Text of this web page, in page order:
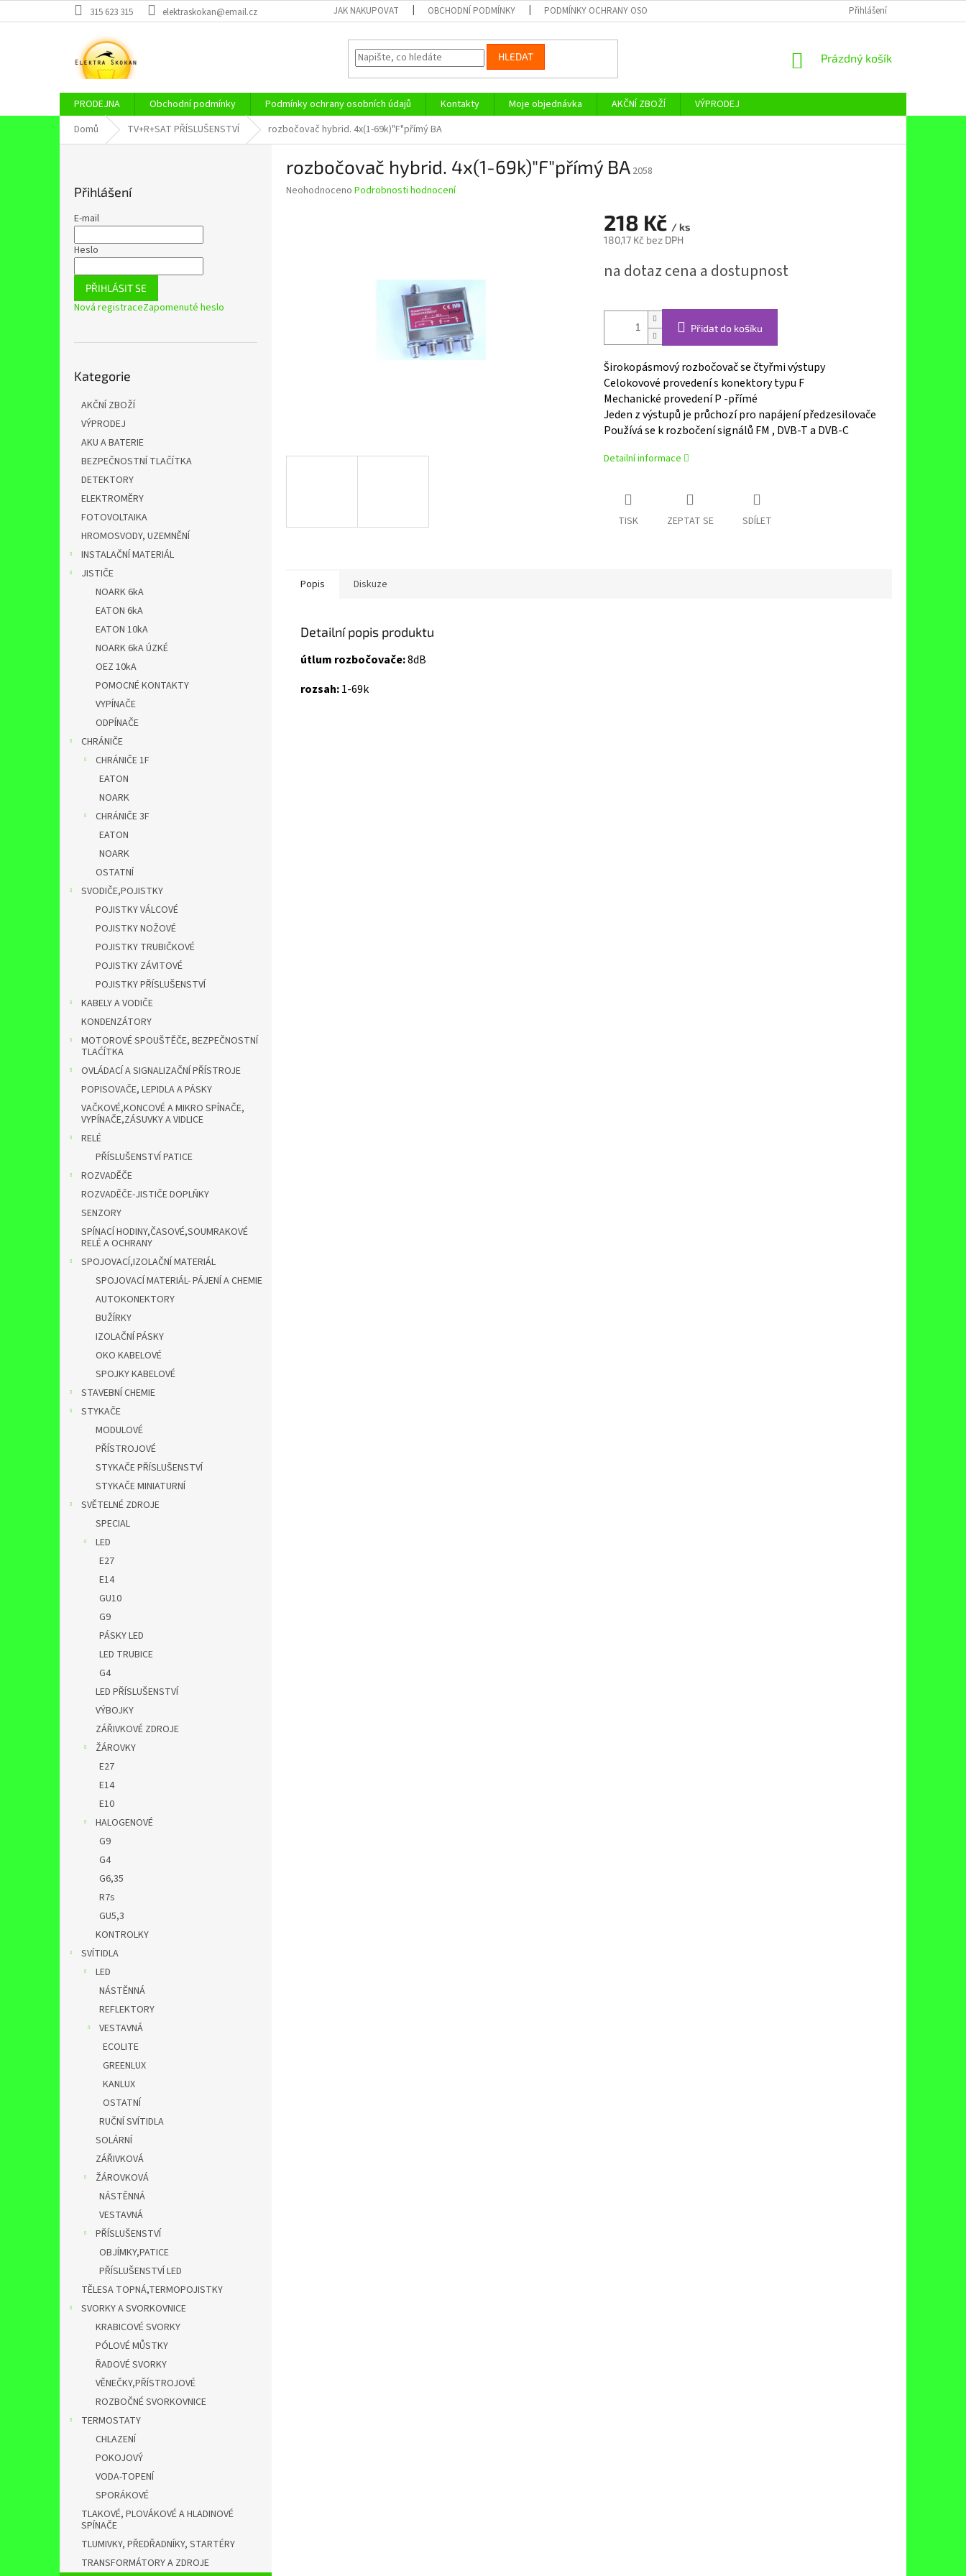
na
315 623 315 elektraskokan@email.cz JAK NAKUPOVAT OBCHODNÍ PODMÍNKY PODMÍNKY OCHRANY OSOBNÍCH ÚDAJŮ Přihlášení
HLEDAT
NÁKUPNÍ
Prázdný košík
PRODEJNA Obchodní podmínky Podmínky ochrany osobních údajů Kontakty Moje objednávka AKČNÍ ZBOŽÍ
VÝPRODEJ
Domů
TV+R+SAT PŘÍSLUŠENSTVÍ rozbočovač hybrid. 4x(1-69k)"F"přímý BA
Přihlášení
E-mail
Heslo
PŘIHLÁSIT SE
Nová registraceZapomenuté heslo
kategorie
Kategorie
AKČNÍ ZBOŽÍ
VÝPRODEJ
AKU A BATERIE
BEZPEČNOSTNÍ TLAČÍTKA
DETEKTORY
ELEKTROMĚRY
FOTOVOLTAIKA
HROMOSVODY, UZEMNĚNÍ
INSTALAČNÍ MATERIÁL
JISTIČE
NOARK 6kA
EATON 6kA
EATON 10kA
NOARK 6kA ÚZKÉ
OEZ 10kA
POMOCNÉ KONTAKTY
VYPÍNAČE
ODPÍNAČE
CHRÁNIČE
CHRÁNIČE 1F
EATON
NOARK
CHRÁNIČE 3F
EATON
NOARK
OSTATNÍ
SVODIČE,POJISTKY
POJISTKY VÁLCOVÉ
POJISTKY NOŽOVÉ
POJISTKY TRUBIČKOVÉ
POJISTKY ZÁVITOVÉ
POJISTKY PŘÍSLUŠENSTVÍ
KABELY A VODIČE
KONDENZÁTORY
MOTOROVÉ SPOUŠTĚČE, BEZPEČNOSTNÍ
TLAĆÍTKA
OVLÁDACÍ A SIGNALIZAČNÍ PŘÍSTROJE
POPISOVAČE, LEPIDLA A PÁSKY
VAČKOVÉ,KONCOVÉ A MIKRO SPÍNAČE,
VYPÍNAČE,ZÁSUVKY A VIDLICE
RELÉ
PŘÍSLUŠENSTVÍ PATICE
ROZVADĚČE
ROZVADĚČE-JISTIČE DOPLŇKY
SENZORY
SPÍNACÍ HODINY,ČASOVÉ,SOUMRAKOVÉ
RELÉ A OCHRANY
SPOJOVACÍ,IZOLAČNÍ MATERIÁL
SPOJOVACÍ MATERIÁL- PÁJENÍ A CHEMIE
AUTOKONEKTORY
BUŽÍRKY
IZOLAČNÍ PÁSKY
OKO KABELOVÉ
SPOJKY KABELOVÉ
STAVEBNÍ CHEMIE
STYKAČE
MODULOVÉ
PŘÍSTROJOVÉ
STYKAČE PŘÍSLUŠENSTVÍ
STYKAČE MINIATURNÍ
SVĚTELNÉ ZDROJE
SPECIAL
LED
E27
E14
GU10
G9
PÁSKY LED
LED TRUBICE
G4
LED PŘÍSLUŠENSTVÍ
VÝBOJKY
ZÁŘIVKOVÉ ZDROJE
ŽÁROVKY
E27
E14
E10
HALOGENOVÉ
G9
G4
G6,35
R7s
GU5,3
KONTROLKY
SVÍTIDLA
LED
NÁSTĚNNÁ
REFLEKTORY
VESTAVNÁ
ECOLITE
GREENLUX
KANLUX
OSTATNÍ
RUČNÍ SVÍTIDLA
SOLÁRNÍ
ZÁŘIVKOVÁ
ŽÁROVKOVÁ
NÁSTĚNNÁ
VESTAVNÁ
PŘÍSLUŠENSTVÍ
OBJÍMKY,PATICE
PŘÍSLUŠENSTVÍ LED
TĚLESA TOPNÁ,TERMOPOJISTKY
SVORKY A SVORKOVNICE
KRABICOVÉ SVORKY
PÓLOVÉ MŮSTKY
ŘADOVÉ SVORKY
VĚNEČKY,PŘÍSTROJOVÉ
ROZBOČNÉ SVORKOVNICE
TERMOSTATY
CHLAZENÍ
POKOJOVÝ
VODA-TOPENÍ
SPORÁKOVÉ
TLAKOVÉ, PLOVÁKOVÉ A HLADINOVÉ
SPÍNAČE
TLUMIVKY, PŘEDŘADNÍKY, STARTÉRY
TRANSFORMÁTORY A ZDROJE
rozbočovač hybrid. 4x(1-69k)"F"přímý BA 2058
Průměrné
Neohodnoceno Podrobnosti hodnocení
218 Kč / ks
180,17 Kč bez DPH
cena:
na dotaz cena a dostupnost
Přidat do košíku
Širokopásmový rozbočovač se čtyřmi výstupy
Celokovové provedení s konektory typu F
Mechanické provedení P -přímé
Jeden z výstupů je průchozí pro napájení předzesilovače
Používá se k rozbočení signálů FM , DVB-T a DVB-C
Detailní informace
TISK ZEPTAT SE SDÍLET
Popis Diskuze
Detailní popis produktu
útlum rozbočovače:8dB
rozsah:1-69k